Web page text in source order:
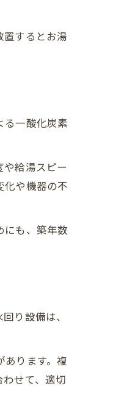
するとお湯
る一酸化炭素
給湯スピー
化や機器の不
にも、築年数
り設備は、
ります。複
せて、適切